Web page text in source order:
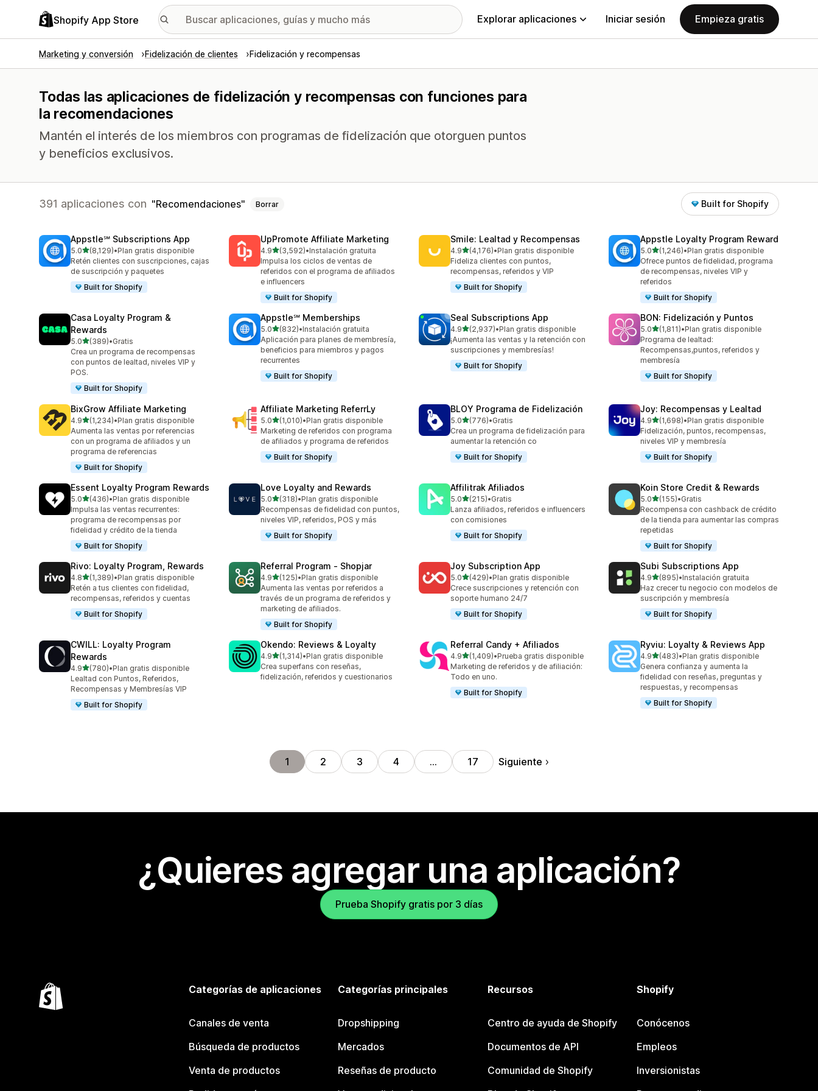
Shopify App Store Explorar aplicaciones Iniciar sesión Empieza gratis
Marketing y conversión Fidelización de clientes Fidelización y recompensas
Todas las aplicaciones de fidelización y recompensas con funciones para
la recomendaciones
Mantén el interés de los miembros con programas de fidelización que otorguen puntos
y beneficios exclusivos.
391 aplicaciones con Recomendaciones Borrar Built for Shopify
Appstle℠ Subscriptions App
5.0de 5 estrellas
(8,129)
8129 reseñas en total
•Plan gratis disponible
Retén clientes con suscripciones, cajas
de suscripción y paquetes
Built for Shopify
UpPromote Affiliate Marketing
4.9de 5 estrellas
(3,592)
3592 reseñas en total
•Instalación gratuita
Impulsa los ciclos de ventas de
referidos con el programa de afiliados
e influencers
Built for Shopify
Smile: Lealtad y Recompensas
4.9de 5 estrellas
(4,176)
4176 reseñas en total
•Plan gratis disponible
Fideliza clientes con puntos,
recompensas, referidos y VIP
Built for Shopify
Appstle Loyalty Program Reward
5.0de 5 estrellas
(1,246)
1246 reseñas en total
•Plan gratis disponible
Ofrece puntos de fidelidad, programa
de recompensas, niveles VIP y
referidos
Built for Shopify
Casa Loyalty Program &
Rewards
5.0de 5 estrellas
(389)
389 reseñas en total
•Gratis
Crea un programa de recompensas
con puntos de lealtad, niveles VIP y
POS.
Built for Shopify
Appstle℠ Memberships
5.0de 5 estrellas
(832)
832 reseñas en total
•Instalación gratuita
Aplicación para planes de membresía,
beneficios para miembros y pagos
recurrentes
Built for Shopify
Seal Subscriptions App
4.9de 5 estrellas
(2,937)
2937 reseñas en total
•Plan gratis disponible
¡Aumenta las ventas y la retención con
suscripciones y membresías!
Built for Shopify
BON: Fidelización y Puntos
5.0de 5 estrellas
(1,811)
1811 reseñas en total
•Plan gratis disponible
Programa de lealtad:
Recompensas,puntos, referidos y
membresía
Built for Shopify
BixGrow Affiliate Marketing
4.9de 5 estrellas
(1,234)
1234 reseñas en total
•Plan gratis disponible
Aumenta las ventas por referencias
con un programa de afiliados y un
programa de referencias
Built for Shopify
Affiliate Marketing ReferrLy
5.0de 5 estrellas
(1,010)
1010 reseñas en total
•Plan gratis disponible
Marketing de referidos con programa
de afiliados y programa de referidos
Built for Shopify
BLOY Programa de Fidelización
5.0de 5 estrellas
(776)
776 reseñas en total
•Gratis
Crea un programa de fidelización para
aumentar la retención co
Built for Shopify
Joy: Recompensas y Lealtad
4.9de 5 estrellas
(1,698)
1698 reseñas en total
•Plan gratis disponible
Fidelización, puntos, recompensas,
niveles VIP y membresía
Built for Shopify
Essent Loyalty Program Rewards
5.0de 5 estrellas
(436)
436 reseñas en total
•Plan gratis disponible
Impulsa las ventas recurrentes:
programa de recompensas por
fidelidad y crédito de la tienda
Built for Shopify
Love Loyalty and Rewards
5.0de 5 estrellas
(318)
318 reseñas en total
•Plan gratis disponible
Recompensas de fidelidad con puntos,
niveles VIP, referidos, POS y más
Built for Shopify
Affilitrak Afiliados
5.0de 5 estrellas
(215)
215 reseñas en total
•Gratis
Lanza afiliados, referidos e influencers
con comisiones
Built for Shopify
Koin Store Credit & Rewards
5.0de 5 estrellas
(155)
155 reseñas en total
•Gratis
Recompensa con cashback de crédito
de la tienda para aumentar las compras
repetidas
Built for Shopify
Rivo: Loyalty Program, Rewards
4.8de 5 estrellas
(1,389)
1389 reseñas en total
•Plan gratis disponible
Retén a tus clientes con fidelidad,
recompensas, referidos y cuentas
Built for Shopify
Referral Program ‑ Shopjar
4.9de 5 estrellas
(125)
125 reseñas en total
•Plan gratis disponible
Aumenta las ventas por referidos a
través de un programa de referidos y
marketing de afiliados.
Built for Shopify
Joy Subscription App
5.0de 5 estrellas
(429)
429 reseñas en total
•Plan gratis disponible
Crece suscripciones y retención con
soporte humano 24/7
Built for Shopify
Subi Subscriptions App
4.9de 5 estrellas
(895)
895 reseñas en total
•Instalación gratuita
Haz crecer tu negocio con modelos de
suscripción y membresía
Built for Shopify
CWILL: Loyalty Program
Rewards
4.9de 5 estrellas
(780)
780 reseñas en total
•Plan gratis disponible
Lealtad con Puntos, Referidos,
Recompensas y Membresías VIP
Built for Shopify
Okendo: Reviews & Loyalty
4.9de 5 estrellas
(1,314)
1314 reseñas en total
•Plan gratis disponible
Crea superfans con reseñas,
fidelización, referidos y cuestionarios
Referral Candy + Afiliados
4.9de 5 estrellas
(1,409)
1409 reseñas en total
•Prueba gratis disponible
Marketing de referidos y de afiliación:
Todo en uno.
Built for Shopify
Ryviu: Loyalty & Reviews App
4.9de 5 estrellas
(483)
483 reseñas en total
•Plan gratis disponible
Genera confianza y aumenta la
fidelidad con reseñas, preguntas y
respuestas, y recompensas
Built for Shopify
1 2 3 4 … 17 Siguiente
¿Quieres agregar una aplicación?
Prueba Shopify gratis por 3 días
Categorías de aplicaciones
Canales de venta
Búsqueda de productos
Venta de productos
Categorías principales
Dropshipping
Mercados
Reseñas de producto
Recursos
Centro de ayuda de Shopify
Documentos de API
Comunidad de Shopify
Shopify
Conócenos
Empleos
Inversionistas